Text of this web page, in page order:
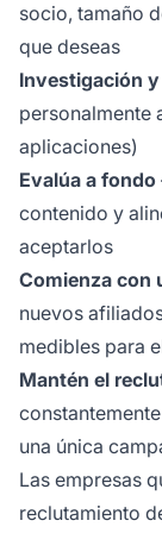
socio, tamaño
que deseas
Investigación
personalmente
aplicaciones)
Evalúa a fondo
contenido y
aceptarlos
Comienza con
nuevos
medibles para
Mantén el
una única
Las empresas
reclutamiento